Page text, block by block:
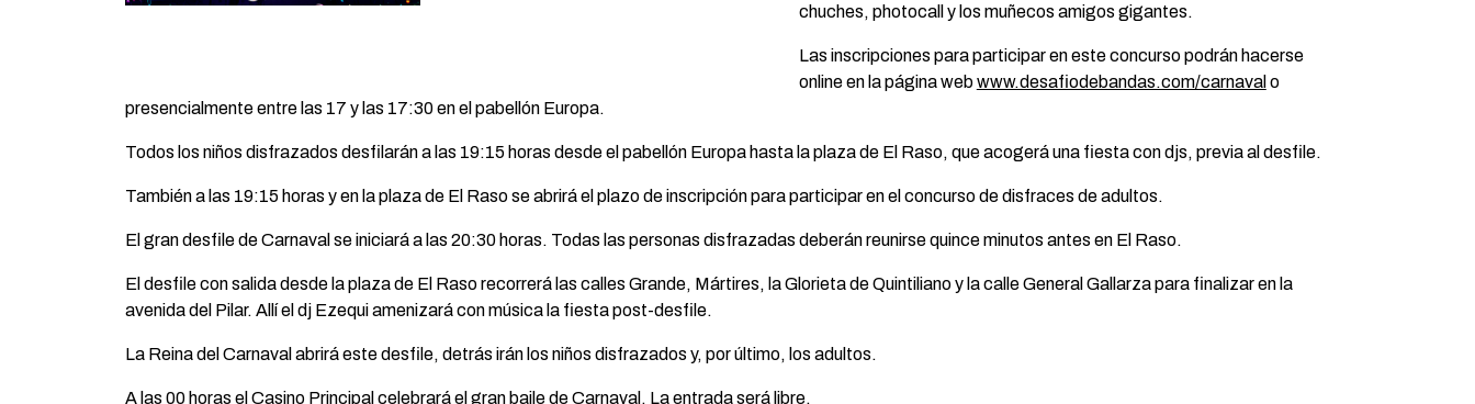
chuches, photocall y los muñecos amigos gigantes.
Las inscripciones para participar en este concurso podrán hacerse
online en la página webwww.desafiodebandas.com/carnaval o
presencialmente entre las 17 y las 17:30 en el pabellón Europa.
Todos los niños disfrazados desfilarán a las 19:15 horas desde el pabellón Europa hasta la plaza de El Raso, que acogerá una fiesta con djs, previa al desfile.
También a las 19:15 horas y en la plaza de El Raso se abrirá el plazo de inscripción para participar en el concurso de disfraces de adultos.
El gran desfile de Carnaval se iniciará a las 20:30 horas. Todas las personas disfrazadas deberán reunirse quince minutos antes en El Raso.
El desfile con salida desde la plaza de El Raso recorrerá las calles Grande, Mártires, la Glorieta de Quintiliano y la calle General Gallarza para finalizar en la
avenida del Pilar. Allí el dj Ezequi amenizará con música la fiesta post-desfile.
La Reina del Carnaval abrirá este desfile, detrás irán los niños disfrazados y, por último, los adultos.
A las 00 horas el Casino Principal celebrará el gran baile de Carnaval. La entrada será libre.